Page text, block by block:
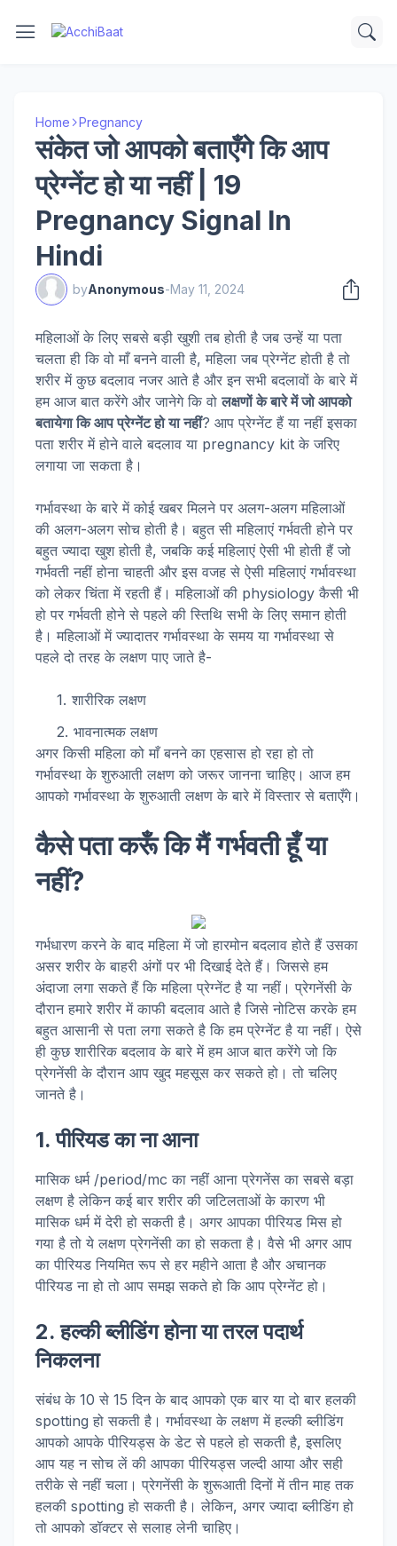
Home Pregnancy
संकेत जो आपको बताएँगे कि आप
प्रेग्नेंट हो या नहीं | 19
Pregnancy Signal In
Hindi
byAnonymous-May 11, 2024
महिलाओं के लिए सबसे बड़ी खुशी तब होती है जब उन्हें या पता
चलता ही कि वो माँ बनने वाली है, महिला जब प्रेग्नेंट होती है तो
शरीर में कुछ बदलाव नजर आते है और इन सभी बदलावों के बारे में
हम आज बात करेंगे और जानेगे कि वोलक्षणों के बारे में जो आपको
बतायेगा कि आप प्रेग्नेंट हो या नहीं? आप प्रेग्नेंट हैं या नहीं इसका
पता शरीर में होने वाले बदलाव या pregnancy kit के जरिए
लगाया जा सकता है।
गर्भावस्था के बारे में कोई खबर मिलने पर अलग-अलग महिलाओं
की अलग-अलग सोच होती है। बहुत सी महिलाएं गर्भवती होने पर
बहुत ज्यादा खुश होती है, जबकि कई महिलाएं ऐसी भी होती हैं जो
गर्भवती नहीं होना चाहती और इस वजह से ऐसी महिलाएं गर्भावस्था
को लेकर चिंता में रहती हैं। महिलाओं की physiology कैसी भी
हो पर गर्भवती होने से पहले की स्तिथि सभी के लिए समान होती
है। महिलाओं में ज्यादातर गर्भावस्था के समय या गर्भावस्था से
पहले दो तरह के लक्षण पाए जाते है-
शारीरिक लक्षण
भावनात्मक लक्षण
अगर किसी महिला को माँ बनने का एहसास हो रहा हो तो
गर्भावस्था के शुरुआती लक्षण को जरूर जानना चाहिए। आज हम
आपको गर्भावस्था के शुरुआती लक्षण के बारे में विस्तार से बताएँगे।
कैसे पता करूँ कि मैं गर्भवती हूँ या
नहीं?
गर्भधारण करने के बाद महिला में जो हारमोन बदलाव होते हैं उसका
असर शरीर के बाहरी अंगों पर भी दिखाई देते हैं। जिससे हम
अंदाजा लगा सकते हैं कि महिला प्रेग्नेंट है या नहीं। प्रेगनेंसी के
दौरान हमारे शरीर में काफी बदलाव आते है जिसे नोटिस करके हम
बहुत आसानी से पता लगा सकते है कि हम प्रेग्नेंट है या नहीं। ऐसे
ही कुछ शारीरिक बदलाव के बारे में हम आज बात करेंगे जो कि
प्रेगनेंसी के दौरान आप खुद महसूस कर सकते हो। तो चलिए
जानते है।
1. पीरियड का ना आना
मासिक धर्म /period/mc का नहीं आना प्रेगनेंस का सबसे बड़ा
लक्षण है लेकिन कई बार शरीर की जटिलताओं के कारण भी
मासिक धर्म में देरी हो सकती है। अगर आपका पीरियड मिस हो
गया है तो ये लक्षण प्रेगनेंसी का हो सकता है। वैसे भी अगर आप
का पीरियड नियमित रूप से हर महीने आता है और अचानक
पीरियड ना हो तो आप समझ सकते हो कि आप प्रेग्नेंट हो।
2. हल्की ब्लीडिंग होना या तरल पदार्थ
निकलना
संबंध के 10 से 15 दिन के बाद आपको एक बार या दो बार हलकी
spotting हो सकती है। गर्भावस्था के लक्षण में हल्की ब्लीडिंग
आपको आपके पीरियड्स के डेट से पहले हो सकती है, इसलिए
आप यह न सोच लें की आपका पीरियड्स जल्दी आया और सही
तरीके से नहीं चला। प्रेगनेंसी के शुरूआती दिनों में तीन माह तक
हलकी spotting हो सकती है। लेकिन, अगर ज्यादा ब्लीडिंग हो
तो आपको डॉक्टर से सलाह लेनी चाहिए।